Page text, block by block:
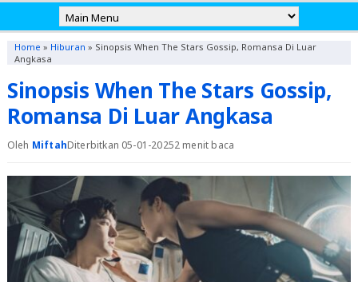
Home » Hiburan » Sinopsis When The Stars Gossip, Romansa Di Luar
Angkasa
Sinopsis When The Stars Gossip,
Romansa Di Luar Angkasa
Oleh MiftahDiterbitkan 05-01-20252 menit baca